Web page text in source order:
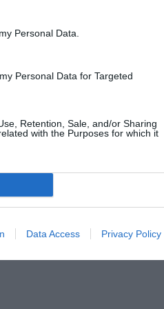
Personal Data.
Personal Data for Targeted
Retention, Sale, and/or Sharing
with the Purposes for which it
Data Access Privacy Policy
το σχολείο όπου
και ίσως να έλειπε
ήταν ποτέ βίαιη ή
και συχνά σωματικά. Η
παλιά πληγή που δεν
αγοράζει δώρα για τα
μου λέει να αγοράσω
παρελθόν της έχουμε πει
για λίγες μέρες
κουράζει να της λέω